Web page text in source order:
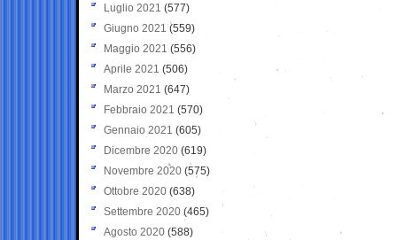
Luglio 2021 (577)
Giugno 2021(559)
Maggio 2021 (556)
Aprile 2021 (506)
Marzo 2021 (647)
Febbraio 2021 (570)
Gennaio 2021 (605)
Dicembre 2020 (619)
Novembre 2020 (575)
Ottobre 2020 (638)
Settembre 2020(465)
Agosto 2020 (588)